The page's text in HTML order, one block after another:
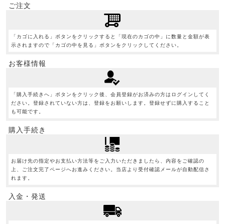
ご注文
「カゴに入れる」ボタンをクリックすると「現在のカゴの中」に数量と金額が表
示されますので「カゴの中を見る」ボタンをクリックしてください。
お客様情報
「購入手続きへ」ボタンをクリック後、会員登録がお済みの方はログインしてく
ださい。登録されていない方は、登録をお願いします。登録せずに購入すること
も可能です。
購入手続き
お届け先の指定やお支払い方法等をご入力いただきましたら、内容をご確認の
上、ご注文完了ページへお進みください。当店より受付確認メールが自動配信さ
れます。
入金・発送